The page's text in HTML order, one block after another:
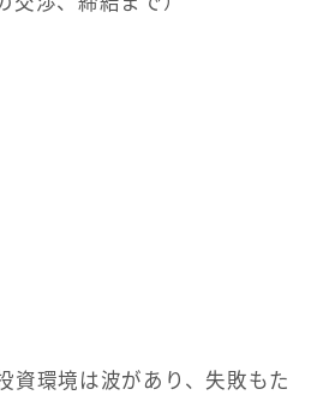
資環境は波があり、失敗もた